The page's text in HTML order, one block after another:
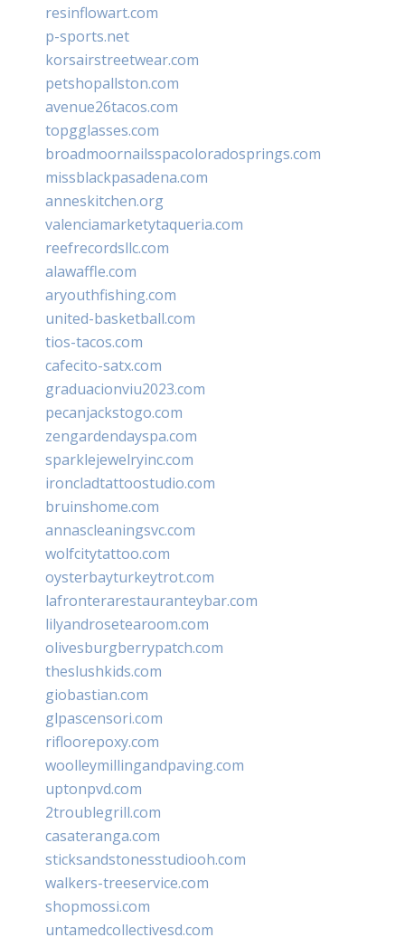
resinflowart.com
p-sports.net
korsairstreetwear.com
petshopallston.com
avenue26tacos.com
topgglasses.com
broadmoornailsspacoloradosprings.com
missblackpasadena.com
anneskitchen.org
valenciamarketytaqueria.com
reefrecordsllc.com
alawaffle.com
aryouthfishing.com
united-basketball.com
tios-tacos.com
cafecito-satx.com
graduacionviu2023.com
pecanjackstogo.com
zengardendayspa.com
sparklejewelryinc.com
ironcladtattoostudio.com
bruinshome.com
annascleaningsvc.com
wolfcitytattoo.com
oysterbayturkeytrot.com
lafronterarestauranteybar.com
lilyandrosetearoom.com
olivesburgberrypatch.com
theslushkids.com
giobastian.com
glpascensori.com
rifloorepoxy.com
woolleymillingandpaving.com
uptonpvd.com
2troublegrill.com
casateranga.com
sticksandstonesstudiooh.com
walkers-treeservice.com
shopmossi.com
untamedcollectivesd.com